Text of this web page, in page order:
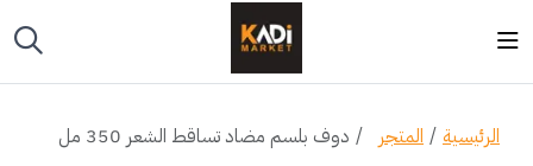
الرئيسية المتجر دوف بلسم مضاد تساقط الشعر 350 مل